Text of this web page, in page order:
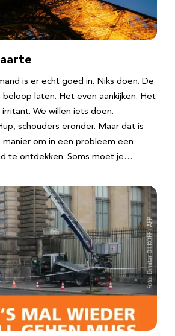
is er echt goed in. Niks doen. De
beloop laten. Het even aankijken. Het
We willen iets doen.
schouders eronder. Maar dat is
om in een probleem een
te ontdekken. Soms moet je…